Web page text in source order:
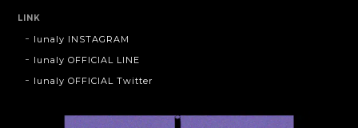
LINK
lunaly INSTAGRAM
lunaly OFFICIAL LINE
lunaly OFFICIAL Twitter